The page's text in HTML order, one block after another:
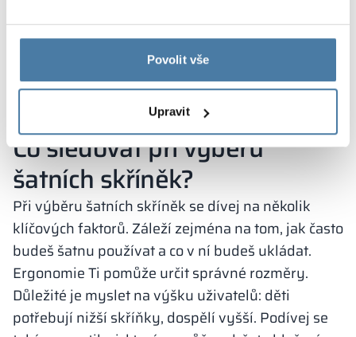
Povolit vše
Upravit
přidat více doplňků a vytvořit relaxační část. Ve
specifických prostorách, jako jsou školy nebo
fitness centra, je klíčová odolnost. Tam se
bude šatna sloužit dlouho a bez problémů.
Co sledovat při výběru
šatních skříněk?
Při výběru šatních skříněk se dívej na několik
klíčových faktorů. Záleží zejména na tom, jak často
budeš šatnu používat a co v ní budeš ukládat.
Ergonomie Ti pomůže určit správné rozměry.
Důležité je myslet na výšku uživatelů: děti
potřebují nižší skříňky, dospělí vyšší. Podívej se